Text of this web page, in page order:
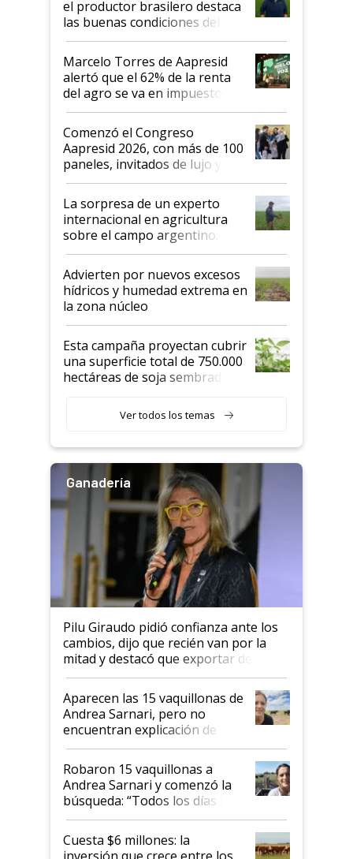
el productor brasilero destaca
las buenas condiciones del
agro argentino para invertir:
"Los veo más motivados"
Marcelo Torres de Aapresid
alertó que el 62% de la renta
del agro se va en impuestos:
"No es bueno que en
Argentina se sigan discutiendo
las mismas cosas de hace 50
años"
Comenzó el Congreso
Aapresid 2026, con más de 100
paneles, invitados de lujo y
todas las tendencias
La sorpresa de un experto
internacional en agricultura
sobre el campo argentino:
"Estoy muy impresionado"
Advierten por nuevos excesos
hídricos y humedad extrema en
la zona núcleo
Esta campaña proyectan cubrir
una superficie total de 750.000
hectáreas de soja sembradas
variedades que marcan un
salto tecnológico en genética y
Ver todos los temas
Ganadería
Pilu Giraudo pidió confianza ante los
cambios, dijo que recién van por la
mitad y destacó que exportar dejó de
ser "para unos pocos": "Tenemos un
mandato muy claro del gobierno
nacional"
Aparecen las 15 vaquillonas de
Andrea Sarnari, pero no
encuentran explicación de
cómo llegaron allí
Robaron 15 vaquillonas a
Andrea Sarnari y comenzó la
búsqueda: “Todos los días le
toca a algún productor”
Cuesta $6 millones: la